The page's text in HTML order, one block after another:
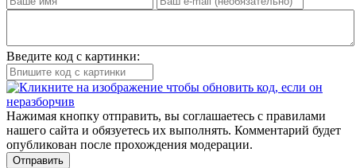
Введите код с картинки:
Нажимая кнопку отправить, вы соглашаетесь с правилами
нашего сайта и обязуетесь их выполнять. Комментарий будет
опубликован после прохождения модерации.
Отправить